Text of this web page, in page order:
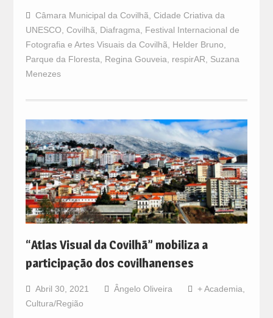
Câmara Municipal da Covilhã Cidade Criativa da
UNESCO Covilhã Diafragma
Festival Internacional de
Fotografia e Artes Visuais da Covilhã
Helder Bruno
Parque da Floresta
Regina Gouveia respirAR
Suzana
Menezes
“Atlas Visual da Covilhã” mobiliza a
participação dos covilhanenses
Abril 30, 2021 Ângelo Oliveira + Academia
Cultura/Região